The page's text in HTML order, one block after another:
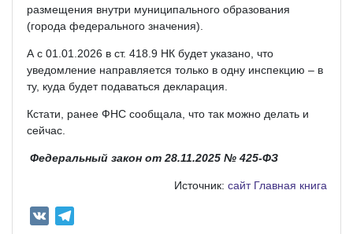
размещения внутри муниципального образования
(города федерального значения).
А с 01.01.2026 в ст. 418.9 НК будет указано, что
уведомление направляется только в одну инспекцию – в
ту, куда будет подаваться декларация.
Кстати, ранее ФНС сообщала, что так можно делать и
сейчас.
Федеральный закон от 28.11.2025 № 425-ФЗ
Источник: сайт Главная книга